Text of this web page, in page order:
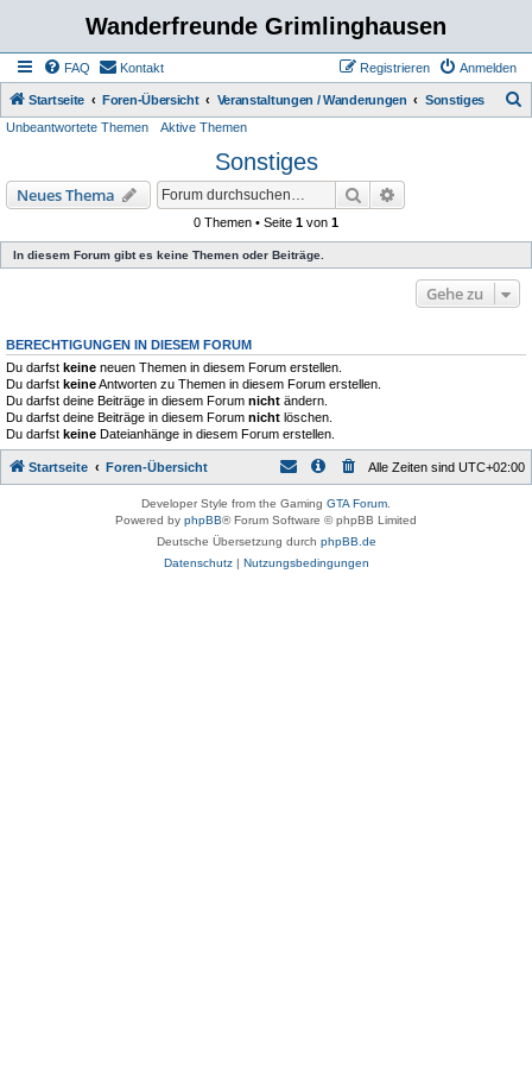
Wanderfreunde Grimlinghausen
FAQ Kontakt Anmelden
Registrieren
Startseite Foren-Übersicht Veranstaltungen / Wanderungen Sonstiges
Unbeantwortete Themen Aktive Themen
Sonstiges
Neues Thema Suche
0 Themen • Seite 1 von 1
In diesem Forum gibt es keine Themen oder Beiträge.
Gehe zu
BERECHTIGUNGEN IN DIESEM FORUM
Du darfst keine neuen Themen in diesem Forum erstellen.
Du darfst keineAntworten zu Themen in diesem Forum erstellen.
Du darfst deine Beiträge in diesem Forum nicht ändern.
Du darfst deine Beiträge in diesem Forum nicht löschen.
Du darfst keine Dateianhänge in diesem Forum erstellen.
Startseite Foren-Übersicht Alle Zeiten sind UTC+02:00
Developer Style from the Gaming GTA Forum
Powered by phpBB® Forum Software © phpBB Limited
Deutsche Übersetzung durch phpBB.de
Datenschutz| Nutzungsbedingungen